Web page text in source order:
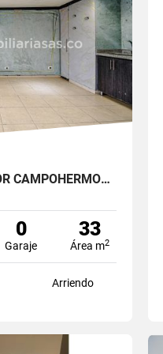
ARRIENDO LOCAL SECTOR CAMPOHERMOSO, MANIZALES
0
Garaje
33
Área m2
Arriendo